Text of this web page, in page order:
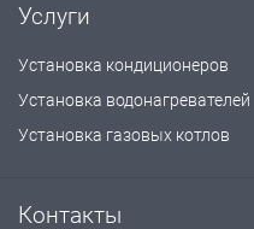
Услуги
Установка кондиционеров
Установка водонагревателей
Установка газовых котлов
Контакты